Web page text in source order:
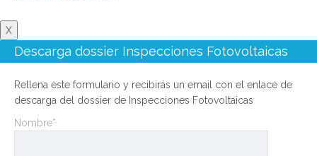
X
Descarga dossier Inspecciones Fotovoltaicas
Rellena este formulario y recibirás un email con el enlace de
descarga del dossier de Inspecciones Fotovoltaicas
Nombre*